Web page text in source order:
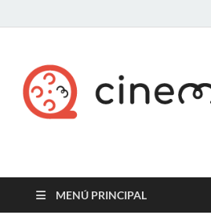
Cine maldito
MENÚ PRINCIPAL